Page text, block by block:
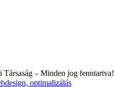
– Minden jog fenntartva!